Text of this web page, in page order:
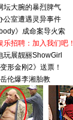
坛大腕的暴烈脾气
公室遭遇灵异事件
》成命案导火索
乐招聘：加入我们吧！
玩展靓丽ShowGirl
变形金刚2》送票！
伦爆李湘胎教